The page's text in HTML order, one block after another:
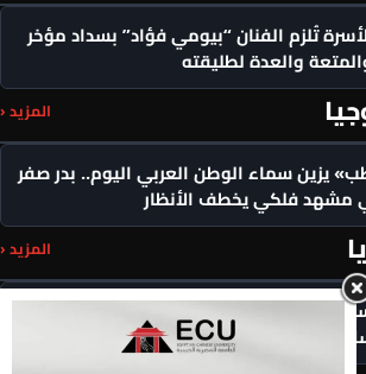
تُلزم الفنان “بيومي فؤاد” بسداد مؤخر
والعدة لطليقته
المزيد ‹
يزين سماء الوطن العربي اليوم.. بدر صفر
مشهد فلكي يخطف الأنظار
المزيد ‹
للفنون يكرم رموزاً مؤثرة ويدعو